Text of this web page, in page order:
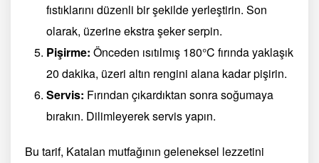
fıstıklarını düzenli bir şekilde yerleştirin. Son
olarak, üzerine ekstra şeker serpin.
Pişirme: Önceden ısıtılmış 180°C fırında yaklaşık
20 dakika, üzeri altın rengini alana kadar pişirin.
Servis: Fırından çıkardıktan sonra soğumaya
bırakın. Dilimleyerek servis yapın.
Bu tarif, Katalan mutfağının geleneksel lezzetini